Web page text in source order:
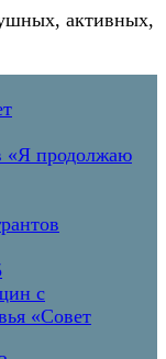
активных,
«Я продолжаю
с
«Совет